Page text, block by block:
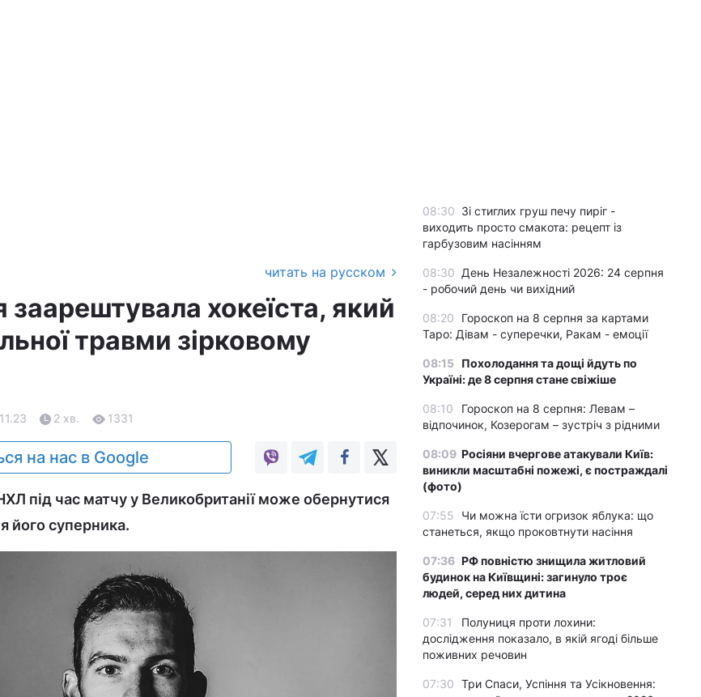
читать на русском
заарештувала хокеїста, який
травми зірковому
2 хв. 1331
на нас в Google
під час матчу у Великобританії може обернутися
його суперника.
08:30 Зі стиглих груш печу пиріг -
виходить просто смакота: рецепт із
гарбузовим насінням
08:30 День Незалежності 2026: 24 серпня
- робочий день чи вихідний
08:20
Гороскоп на 8 серпня за картами
Таро: Дівам - суперечки, Ракам - емоції
08:15 Похолодання та дощі йдуть по
Україні: де 8 серпня стане свіжіше
08:10
Гороскоп на 8 серпня: Левам –
відпочинок, Козерогам – зустріч з рідними
08:09 Росіяни вчергове атакували Київ:
виникли масштабні пожежі, є постраждалі
(фото)
07:55
Чи можна їсти огризок яблука: що
станеться, якщо проковтнути насіння
07:36 РФ повністю знищила житловий
будинок на Київщині: загинуло троє
людей, серед них дитина
07:31
Полуниця проти лохини:
дослідження показало, в якій ягоді більше
поживних речовин
07:30 Три Спаси, Успіння та Усікновення: